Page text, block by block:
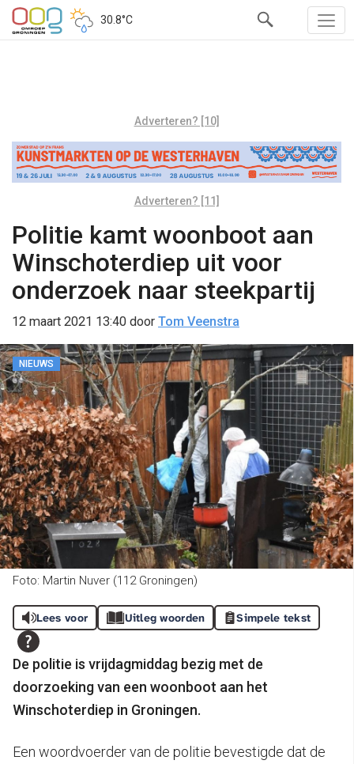
30.8°C
Adverteren? [10]
Adverteren? [11]
Politie kamt woonboot aan
Winschoterdiep uit voor
onderzoek naar steekpartij
12 maart 2021 13:40 door Tom Veenstra
NIEUWS
Foto: Martin Nuver (112 Groningen)
Lees voor Uitleg woorden Simpele tekst
De politie is vrijdagmiddag bezig met de
doorzoeking van een woonboot aan het
Winschoterdiep in Groningen.
Een woordvoerder van de politie bevestigde dat de